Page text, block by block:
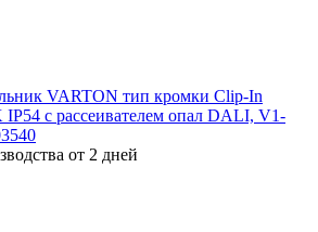
VARTON тип кромки Clip-In
с рассеивателем опал DALI, V1-
от 2 дней